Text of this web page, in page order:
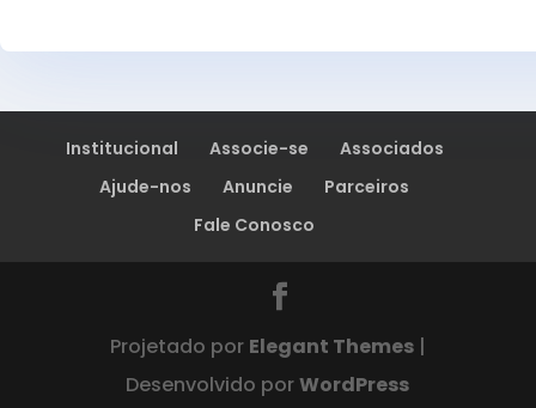
Institucional Associe-se
Associados
Ajude-nos
Anuncie
Parceiros
Fale Conosco
Projetado por Elegant Themes|
Desenvolvido porWordPress